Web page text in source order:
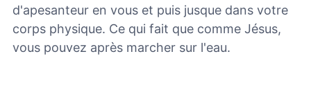
d'apesanteur en vous et puis jusque dans votre
corps physique. Ce qui fait que comme Jésus,
vous pouvez après marcher sur l'eau.